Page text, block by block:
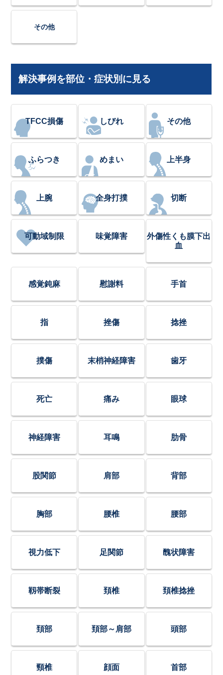
その他
解決事例を部位・症状別に見る
TFCC損傷 しびれ その他
ふらつき めまい 上半身
上腕 全身打撲 切断
可動域制限 味覚障害
外傷性くも膜下出
血
感覚鈍麻 慰謝料 手首
指 挫傷 捻挫
撲傷 末梢神経障害 歯牙
死亡 痛み 眼球
神経障害 耳鳴 肋骨
股関節 肩部 背部
胸部 腰椎 腰部
視力低下 足関節 醜状障害
靱帯断裂 頚椎 頚椎捻挫
頚部 頚部～肩部 頭部
頸椎 顔面 首部